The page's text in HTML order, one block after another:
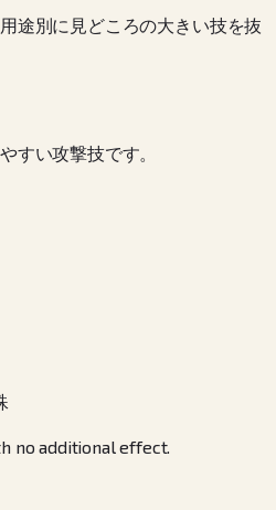
途別に見どころの大きい技を抜
すい攻撃技です。
no additional effect.